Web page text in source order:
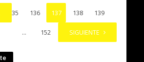
135 136 137 138 139
… 152 SIGUIENTE